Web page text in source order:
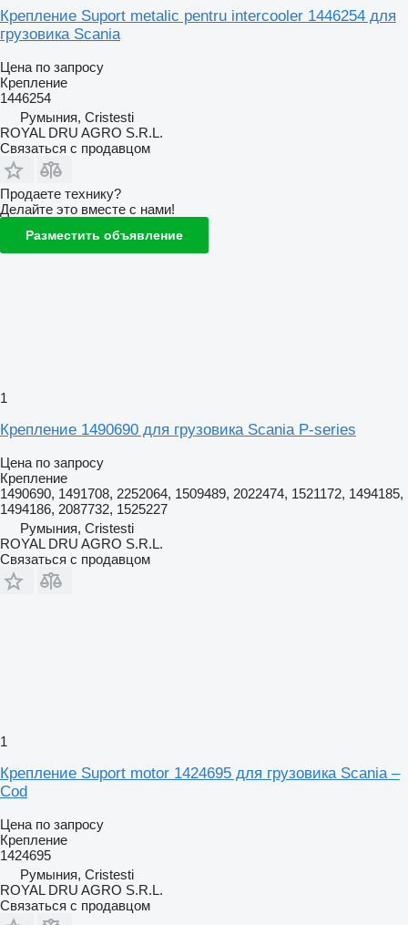
Крепление Suport metalic pentru intercooler 1446254 для
грузовика Scania
Цена по запросу
Крепление
1446254
Румыния, Cristesti
ROYAL DRU AGRO S.R.L.
Связаться с продавцом
Продаете технику?
Делайте это вместе с нами!
Разместить объявление
1
Крепление 1490690 для грузовика Scania P-series
Цена по запросу
Крепление
1490690, 1491708, 2252064, 1509489, 2022474, 1521172, 1494185,
1494186, 2087732, 1525227
Румыния, Cristesti
ROYAL DRU AGRO S.R.L.
Связаться с продавцом
1
Крепление Suport motor 1424695 для грузовика Scania –
Cod
Цена по запросу
Крепление
1424695
Румыния, Cristesti
ROYAL DRU AGRO S.R.L.
Связаться с продавцом